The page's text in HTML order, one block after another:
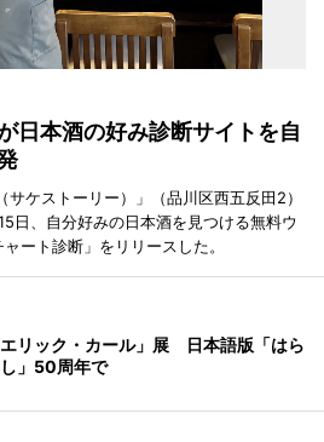
日本酒の好み診断サイトを自
ケストーリー）」（品川区西五反田2）
日、自分好みの日本酒を見つける無料ウ
ート診断」をリリースした。
エリック・カール」展 日本語版「はら
」50周年で